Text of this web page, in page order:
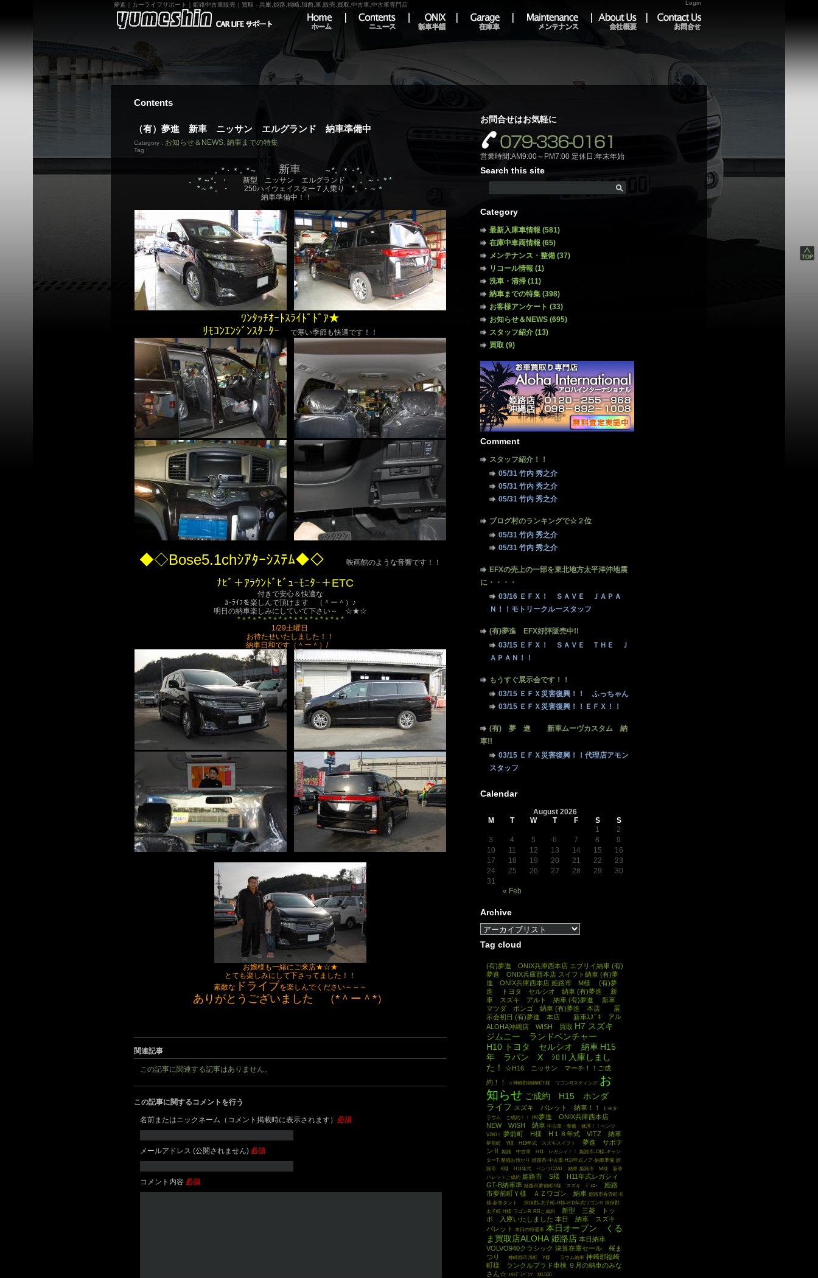
夢進｜カーライフサポート｜姫路中古車販売｜買取 - 兵庫,姫路,福崎,加西,車,販売,買取,中古車,中古車専門店 Login
Contents
（有）夢進 新車 ニッサン エルグランド 納車準備中
Category : お知らせ＆NEWS 納車までの特集
Tag :
。*・＊。*～ 新車
～*。＊・*。
。＊～*。・
新型 ニッサン エルグランド 。～・＊*
*～＊。・
250ハイウェイスター７人乗り *。・～＊
納車準備中！！
ﾜﾝﾀｯﾁｵｰﾄｽﾗｲﾄﾞﾄﾞｱ★
ﾘﾓｺﾝｴﾝｼﾞﾝｽﾀｰﾀｰ
で寒い季節も快適です！！
◆◇Bose5.1chｼｱﾀｰｼｽﾃﾑ◆◇ 映画館のような音響です！！
ﾅﾋﾞ＋ｱﾗｳﾝﾄﾞﾋﾞｭｰﾓﾆﾀｰ＋ETC
付きで安心＆快適な
ｶｰﾗｲﾌを楽しんで頂けます （＾ー＾）♪
明日の納車楽しみにしていて下さい～ ☆★☆
*＊*＊*＊*＊*＊*＊*＊*＊*＊*＊*
1/29土曜日
お待たせいたしました！！
納車日和です（＾ー＾）/
お嬢様も一緒にご来店★☆★
とても楽しみにして下さってました！！
素敵な ドライブを楽しんでください～～～
ありがとうございました （*＾ー＾*）
関連記事
この記事に関連する記事はありません。
この記事に関するコメントを行う
名前またはニックネーム（コメント掲載時に表示されます） 必須
メールアドレス (公開されません) 必須
コメント内容 必須
お問合せはお気軽に
営業時間:AM9:00～PM7:00 定休日:年末年始
Search this site
Category
最新入庫車情報 (581)
在庫中車両情報 (65)
メンテナンス・整備 (37)
リコール情報 (1)
洗車・清掃 (11)
納車までの特集 (398)
お客様アンケート (33)
お知らせ＆NEWS (695)
スタッフ紹介 (13)
買取 (9)
Comment
スタッフ紹介！！
05/31 竹内 秀之介
05/31 竹内 秀之介
05/31 竹内 秀之介
ブログ村のランキングで☆２位
05/31 竹内 秀之介
05/31 竹内 秀之介
EFXの売上の一部を東北地方太平洋沖地震
に・・・・
03/16 ＥＦＸ！ ＳＡＶＥ ＪＡＰＡ
Ｎ！！モトリークルースタッフ
(有)夢進 EFX好評販売中!!
03/15 ＥＦＸ！ ＳＡＶＥ ＴＨＥ Ｊ
ＡＰＡＮ！！
もうすぐ展示会です！！
03/15 ＥＦＸ災害復興！！ ふっちゃん
03/15 ＥＦＸ災害復興！！ＥＦＸ！！
(有) 夢 進 新車ムーヴカスタム 納
車!!
03/15 ＥＦＸ災害復興！！代理店アモン
スタッフ
Calendar
August 2026
M
T W T F S S
« Feb
1
2
3
4 5 6 7 8
9
10
11 12 13 14 15
16
17
18 19 20 21 22
23
24
25 26 27 28 29
30
31
Archive
Tag cloud
(有)夢進 ONIX兵庫西本店 エブリイ納車 (有)
夢進 ONIX兵庫西本店 スイフト納車 (有)夢
進 ONIX兵庫西本店 姫路市 M様
(有)夢
進 トヨタ セルシオ 納車 (有)夢進 新
車 スズキ アルト 納車 (有)夢進 新車
マツダ ボンゴ 納車 (有)夢進 本店 展
示会初日 (有)夢進 本店 新車ｽｽﾞｷ アル
ALOHA沖縄店 WISH 買取 H7 スズキ
ジムニー ランドベンチャー
H10 トヨタ セルシオ 納車 H15
年 ラパン X ｼﾛⅡ入庫しまし
た！
☆H16 ニッサン マーチ！！ご成
約！！
☆神崎郡福崎町T様 ワゴンRスティング お
知らせ ご成約 H15 ホンダ
ライフ スズキ パレット 納車！！
トヨタ
ラウム ご成約！！
㈲夢進 ONIX兵庫西本店
NEW WISH 納車 中古車・整備・修理！！ベンツ
V280！
夢前町 H様 H１８年式 VITZ 納車
夢前町 Y様 H19年式 スズキスイフト
夢進 サボテ
ンⅡ
姫路 中古車 H11 レガシィ！！
姫路市-O様-キャン
ターT-整備お預かり 姫路市-中古車-H14年式ノア-納車準備 姫
路市 K様 H11年式 ベンツC240 納車 姫路市 M様 新車
パレットご成約 姫路市 S様 H11年式レガシィ
GT-B納車準 姫路市夢前町S様 スズキ ｼﾞﾑﾆｰ
姫路
市夢前町Ｙ様 ＡＺワゴン 納車 姫路市香寺町-K
様-新車タント
揖保郡-太子町-H様-H11年式ワゴンR 揖保郡
太子町-H様-ワゴンR-RRご成約
新型 三菱 トッ
ポ 入庫いたしました 本日 納車 スズキ
パレット
本日の特選車 本日オープン くる
ま買取店ALOHA 姫路店 本日納車
VOLVO940クラシック 決算在庫セール 桜ま
つり
神崎郡市川町 Y様 ラウム納車 神崎郡福崎
町様 ランクルプラド車検 ９月の納車のみな
さん☆ ﾒﾙｾﾃﾞｽﾍﾞﾝﾂ ML500